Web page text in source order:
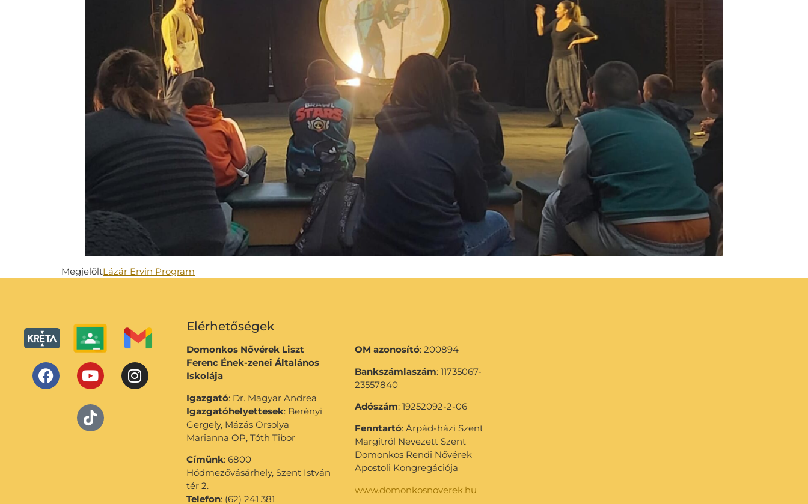
MegjelöltLázár Ervin Program
Elérhetőségek
Domonkos Nővérek Liszt
Ferenc Ének-zenei Általános
Iskolája
Igazgató: Dr. Magyar Andrea
Igazgatóhelyettesek: Berényi
Gergely, Mázás Orsolya
Marianna OP, Tóth Tibor
Címünk: 6800
Hódmezővásárhely, Szent István
tér 2.
Telefon: (62) 241 381
OM azonosító: 200894
Bankszámlaszám: 11735067-
23557840
Adószám: 19252092-2-06
Fenntartó: Árpád-házi Szent
Margitról Nevezett Szent
Domonkos Rendi Nővérek
Apostoli Kongregációja
www.domonkosnoverek.hu